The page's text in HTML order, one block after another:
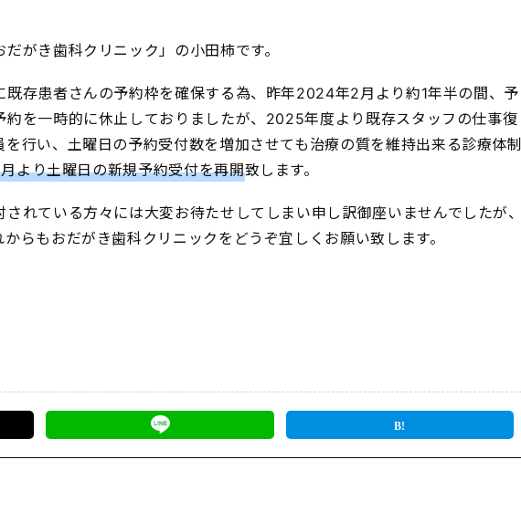
がき歯科クリニック」の小田柿です。
既存患者さんの予約枠を確保する為、昨年2024年2月より約1年半の間、予
約を一時的に休止しておりましたが、2025年度より既存スタッフの仕事復
行い、土曜日の予約受付数を増加させても治療の質を維持出来る診療体制
より土曜日の新規予約受付を再開致します。
れている方々には大変お待たせしてしまい申し訳御座いませんでしたが、
らもおだがき歯科クリニックをどうぞ宜しくお願い致します。